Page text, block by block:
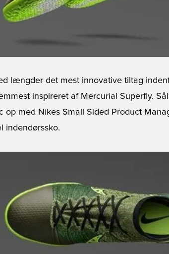
længder det mest innovative tiltag
inspireret af Mercurial Superfly.
op med Nikes Small Sided Product
indendørssko.